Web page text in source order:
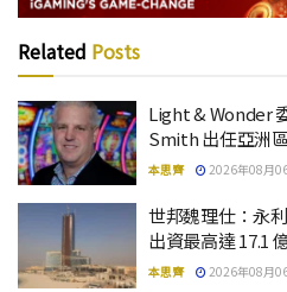
Related Posts
Light & Wonder
Smith 出任亞洲
本思齊 2026年08月
世邦魏理仕：永
出資最高達 17.1
本思齊 2026年08月